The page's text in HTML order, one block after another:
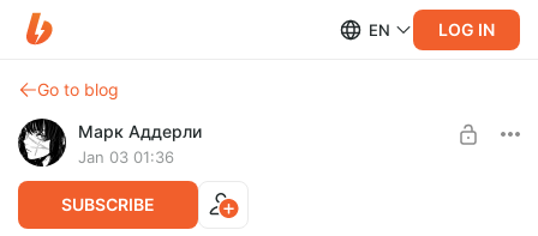
EN LOG IN
Go to blog
Марк Аддерли
Jan 03 01:36
SUBSCRIBE